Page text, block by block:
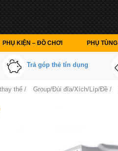
PHỤ KIỆN – ĐỒ CHƠI PHỤ TÙNG
Trả góp thẻ tín dụng
thế / Group/Đùi đĩa/Xích/Líp/Đề /